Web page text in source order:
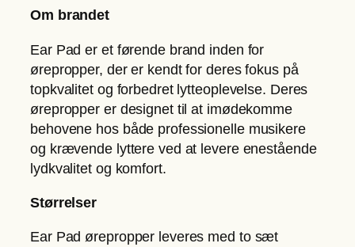
.
p
e
r
a
n
t
a
Om brandet
Ear Pad er et førende brand inden for
ørepropper, der er kendt for deres fokus på
topkvalitet og forbedret lytteoplevelse. Deres
ørepropper er designet til at imødekomme
behovene hos både professionelle musikere
og krævende lyttere ved at levere enestående
lydkvalitet og komfort.
Størrelser
Ear Pad ørepropper leveres med to sæt